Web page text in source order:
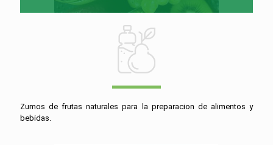
Zumos de frutas naturales para la preparacion de alimentos y
bebidas.